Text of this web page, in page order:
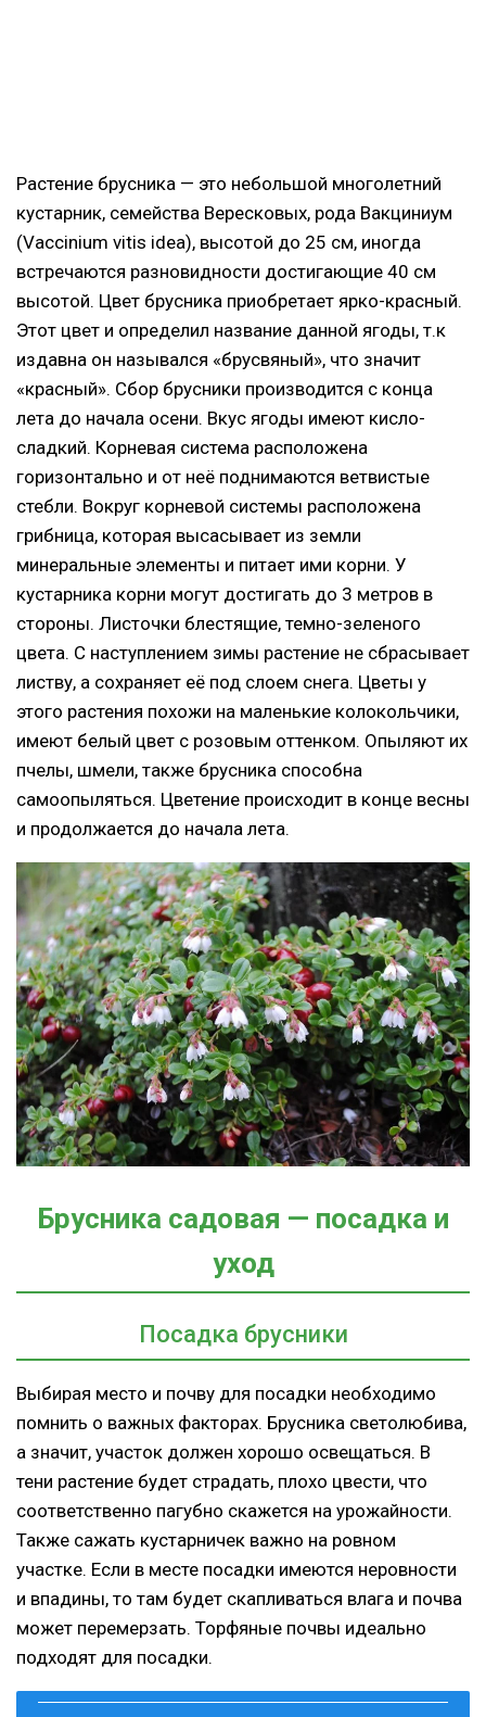
Растение брусника — это небольшой многолетний
кустарник, семейства Вересковых, рода Вакциниум
(Vaccinium vitis idea), высотой до 25 см, иногда
встречаются разновидности достигающие 40 см
высотой. Цвет брусника приобретает ярко-красный.
Этот цвет и определил название данной ягоды, т.к
издавна он назывался «брусвяный», что значит
«красный». Сбор брусники производится с конца
лета до начала осени. Вкус ягоды имеют кисло-
сладкий. Корневая система расположена
горизонтально и от неё поднимаются ветвистые
стебли. Вокруг корневой системы расположена
грибница, которая высасывает из земли
минеральные элементы и питает ими корни. У
кустарника корни могут достигать до 3 метров в
стороны. Листочки блестящие, темно-зеленого
цвета. С наступлением зимы растение не сбрасывает
листву, а сохраняет её под слоем снега. Цветы у
этого растения похожи на маленькие колокольчики,
имеют белый цвет с розовым оттенком. Опыляют их
пчелы, шмели, также брусника способна
самоопыляться. Цветение происходит в конце весны
и продолжается до начала лета.
Брусника садовая — посадка и
уход
Посадка брусники
Выбирая место и почву для посадки необходимо
помнить о важных факторах. Брусника светолюбива,
а значит, участок должен хорошо освещаться. В
тени растение будет страдать, плохо цвести, что
соответственно пагубно скажется на урожайности.
Также сажать кустарничек важно на ровном
участке. Если в месте посадки имеются неровности
и впадины, то там будет скапливаться влага и почва
может перемерзать. Торфяные почвы идеально
подходят для посадки.